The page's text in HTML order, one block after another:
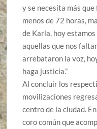
y se necesita más
menos de 72 horas,
de Karla, hoy
aquellas que nos
arrebataron la voz,
haga justicia.”
Al concluir los
movilizaciones
centro de la ciudad.
coro común que